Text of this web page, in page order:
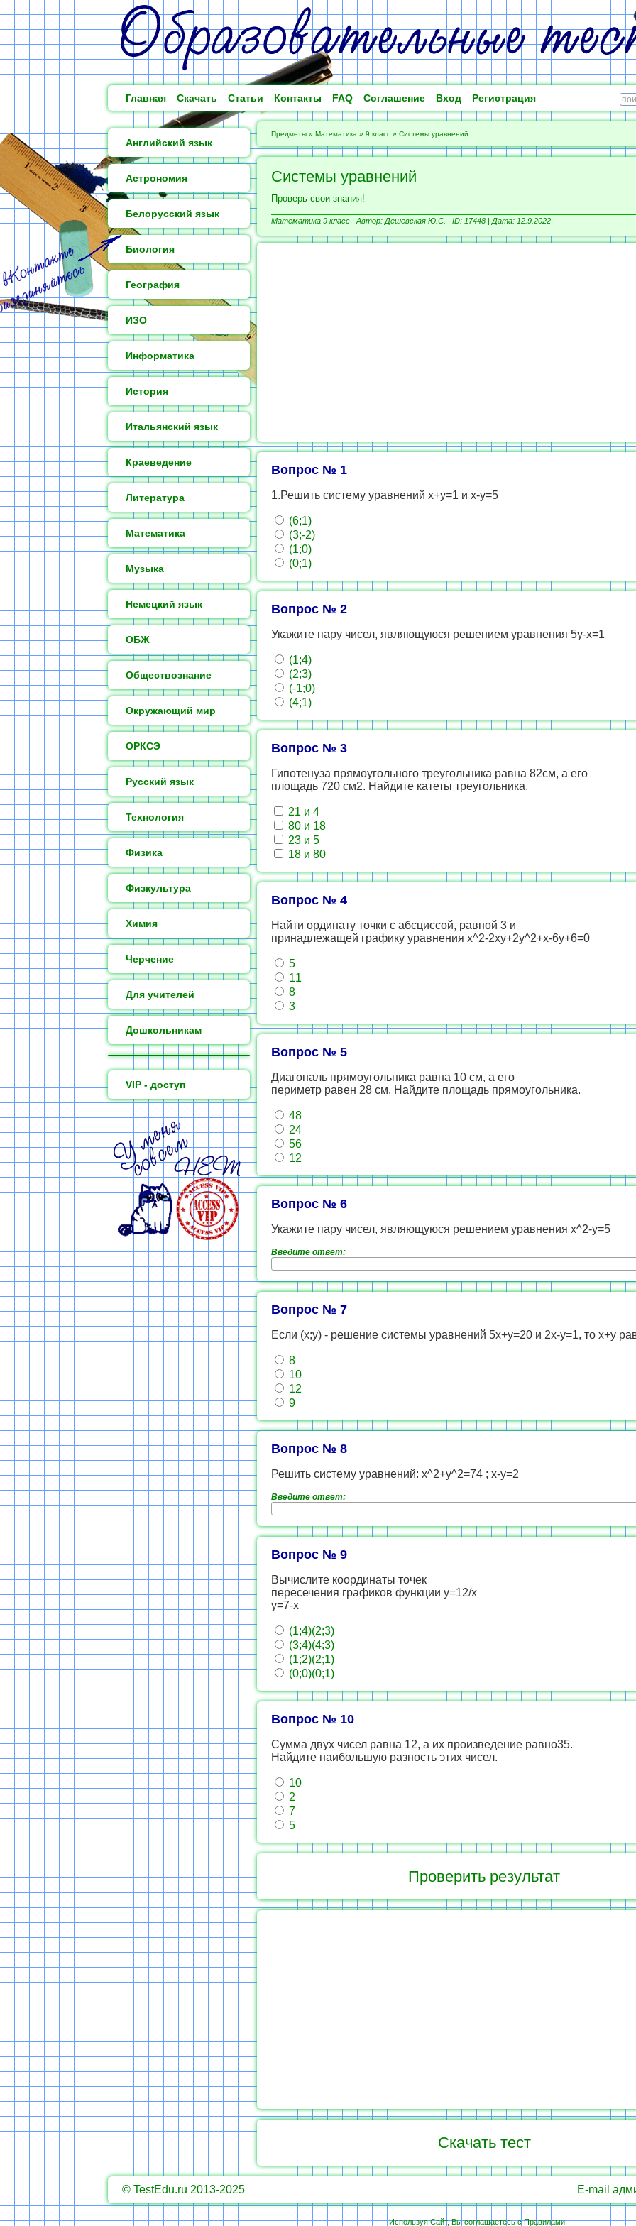
Главная Скачать Статьи Контакты FAQ Соглашение Вход Регистрация
Английский язык
Астрономия
Белорусский язык
Биология
География
ИЗО
Информатика
История
Итальянский язык
Краеведение
Литература
Математика
Музыка
Немецкий язык
ОБЖ
Обществознание
Окружающий мир
ОРКСЭ
Русский язык
Технология
Физика
Физкультура
Химия
Черчение
Для учителей
Дошкольникам
VIP - доступ
Предметы » Математика » 9 класс » Системы уравнений
Системы уравнений
Проверь свои знания!
Математика 9 класс | Автор: Дешевская Ю.С. | ID: 17448 | Дата: 12.9.2022
Вопрос № 1
1.Решить систему уравнений х+у=1 и х-у=5
(6;1)
(3;-2)
(1;0)
(0;1)
Вопрос № 2
Укажите пару чисел, являющуюся решением уравнения 5у-х=1
(1;4)
(2;3)
(-1;0)
(4;1)
Вопрос № 3
Гипотенуза прямоугольного треугольника равна 82см, а его
площадь 720 см2. Найдите катеты треугольника.
21 и 4
80 и 18
23 и 5
18 и 80
Вопрос № 4
Найти ординату точки с абсциссой, равной 3 и
принадлежащей графику уравнения х^2-2ху+2у^2+х-6у+6=0
5
11
8
3
Вопрос № 5
Диагональ прямоугольника равна 10 см, а его
периметр равен 28 см. Найдите площадь прямоугольника.
48
24
56
12
Вопрос № 6
Укажите пару чисел, являющуюся решением уравнения х^2-у=5
Введите ответ:
Вопрос № 7
Если (х;у) - решение системы уравнений 5х+у=20 и 2х-у=1, то х+у
8
10
12
9
Вопрос № 8
Решить систему уравнений: x^2+y^2=74 ; x-y=2
Введите ответ:
Вопрос № 9
Вычислите координаты точек
пересечения графиков функции у=12/x
у=7-х
(1;4)(2;3)
(3;4)(4;3)
(1;2)(2;1)
(0;0)(0;1)
Вопрос № 10
Сумма двух чисел равна 12, а их произведение равно35.
Найдите наибольшую разность этих чисел.
10
2
7
5
Скачать тест
© TestEdu.ru 2013-2025 E-mail
Используя Сайт, Вы соглашаетесь сПравилами